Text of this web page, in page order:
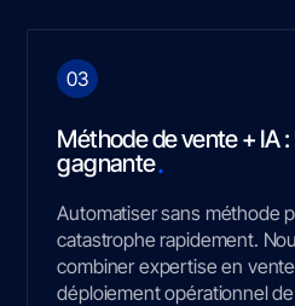
03
Méthode de vente + IA
gagnante.
Automatiser sans méthode
catastrophe rapidement.
combiner expertise en
déploiement opérationnel